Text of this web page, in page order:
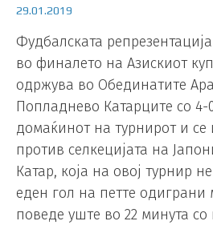
29.01.2019
Фудбалската
во финалето на Азискиот
одржува во Обединатите
Попладнево Катарците со 4-
домаќинот на турнирот и се
против селкецијата на
Катар, која на овој турнир
еден гол на петте
поведе уште во 22 минута со